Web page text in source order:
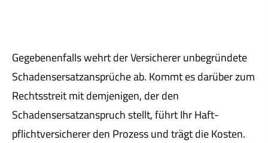
Gegebenenfalls wehrt der Versicherer unbegründete
Schadensersatzansprüche ab. Kommt es darüber zum
Rechtsstreit mit demjenigen, der den
Schadensersatzanspruch stellt, führt Ihr Haft­
pflichtversicherer den Prozess und trägt die Kosten.